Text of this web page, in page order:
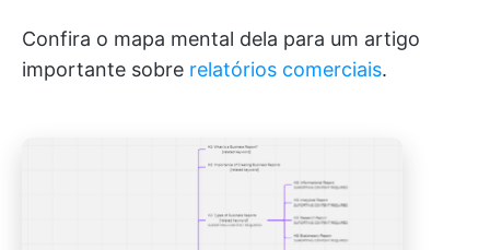
Confira o mapa mental dela para um artigo
importante sobre relatórios comerciais.